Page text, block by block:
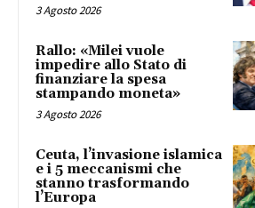
3 Agosto 2026
Rallo: «Milei vuole
impedire allo Stato di
finanziare la spesa
stampando moneta»
3 Agosto 2026
Ceuta, l’invasione islamica
e i 5 meccanismi che
stanno trasformando
l’Europa